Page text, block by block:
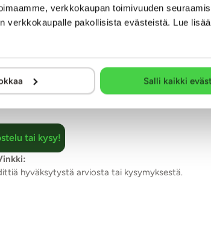
verkkokaupan toimivuuden
pakollisista evästeistä. Lue
Salli kaikki
suojaamiseksi. Kaalimato.com tarkistaa
sellaisenaan.
tai kysy!
hyväksytystä arviosta tai kysymyksestä.